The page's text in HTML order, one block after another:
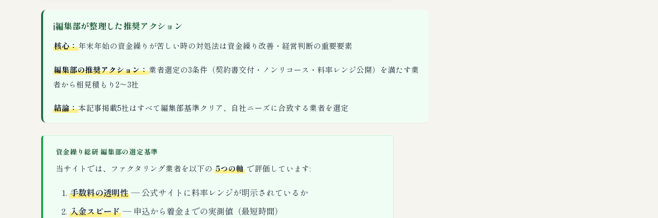
ℹ編集部が整理した推奨アクション
核心：年末年始の資金繰りが苦しい時の対処法は資金繰り改善・経営判断の重要要素
編集部の推奨アクション：業者選定の3条件（契約書交付・ノンリコース・料率レンジ公開）を満たす業
者から相見積もり2〜3社
結論：本記事掲載5社はすべて編集部基準クリア、自社ニーズに合致する業者を選定
資金繰り総研 編集部の選定基準
当サイトでは、ファクタリング業者を以下の 5つの軸で評価しています:
手数料の透明性 — 公式サイトに料率レンジが明示されているか
入金スピード — 申込から着金までの実測値（最短時間）